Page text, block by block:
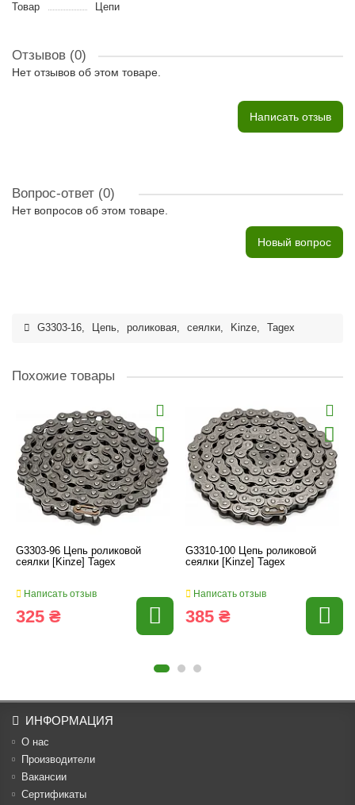
Товар
Цепи
Отзывов (0)
Нет отзывов об этом товаре.
Написать отзыв
Вопрос-ответ (0)
Нет вопросов об этом товаре.
Новый вопрос
G3303-16, Цепь, роликовая, сеялки, Kinze, Tagex
Похожие товары
G3303-96 Цепь роликовой
сеялки [Kinze] Tagex
Написать отзыв
325 ₴
G3310-100 Цепь роликовой
сеялки [Kinze] Tagex
Написать отзыв
385 ₴
ИНФОРМАЦИЯ
О нас
Производители
Вакансии
Cертификаты